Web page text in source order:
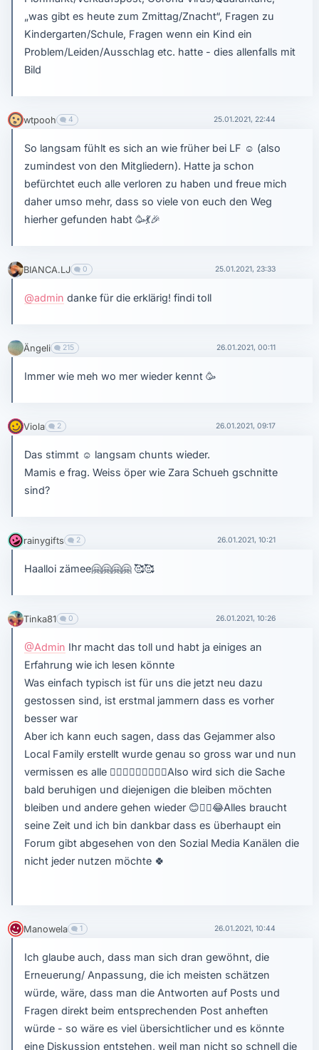
„was gibt es heute zum Zmittag/Znacht“, Fragen zu
Kindergarten/Schule, Fragen wenn ein Kind ein
Problem/Leiden/Ausschlag etc. hatte - dies allenfalls mit
Bild
wtpooh 4 25.01.2021, 22:44
So langsam fühlt es sich an wie früher bei LF ☺ (also
zumindest von den Mitgliedern). Hatte ja schon
befürchtet euch alle verloren zu haben und freue mich
daher umso mehr, dass so viele von euch den Weg
hierher gefunden habt 🥳💃🎉
BIANCA.LJ 0 25.01.2021, 23:33
@admin danke für die erklärig! findi toll
Ängeli 215 26.01.2021, 00:11
Immer wie meh wo mer wieder kennt 🥳
Viola 2 26.01.2021, 09:17
Das stimmt ☺ langsam chunts wieder.
Mamis e frag. Weiss öper wie Zara Schueh gschnitte
sind?
rainygifts 2 26.01.2021, 10:21
Haalloi zämee🤗🤗🤗🤗🥰🥰
Tinka81 0 26.01.2021, 10:26
@Admin Ihr macht das toll und habt ja einiges an
Erfahrung wie ich lesen könnte
Was einfach typisch ist für uns die jetzt neu dazu
gestossen sind, ist erstmal jammern dass es vorher
besser war
Aber ich kann euch sagen, dass das Gejammer also
Local Family erstellt wurde genau so gross war und nun
vermissen es alle 🤦🏻‍♀️🤦🏻‍♀️🤦🏻‍♀️Also wird sich die Sache
bald beruhigen und diejenigen die bleiben möchten
bleiben und andere gehen wieder 😊🤷‍♀️😂Alles braucht
seine Zeit und ich bin dankbar dass es überhaupt ein
Forum gibt abgesehen von den Sozial Media Kanälen die
nicht jeder nutzen möchte 🍀
Manowela 1 26.01.2021, 10:44
Ich glaube auch, dass man sich dran gewöhnt, die
Erneuerung/ Anpassung, die ich meisten schätzen
würde, wäre, dass man die Antworten auf Posts und
Fragen direkt beim entsprechenden Post anheften
würde - so wäre es viel übersichtlicher und es könnte
eine Diskussion entstehen, weil man nicht so schnell die